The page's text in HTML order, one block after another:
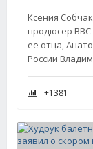
Ксения
продюсер
ее отца,
России
+1381